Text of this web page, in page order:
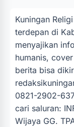
Kuningan
terdepan di
menyajikan
humanis,
berita bisa
0821-2902-
cari saluran:
Wijaya GG.